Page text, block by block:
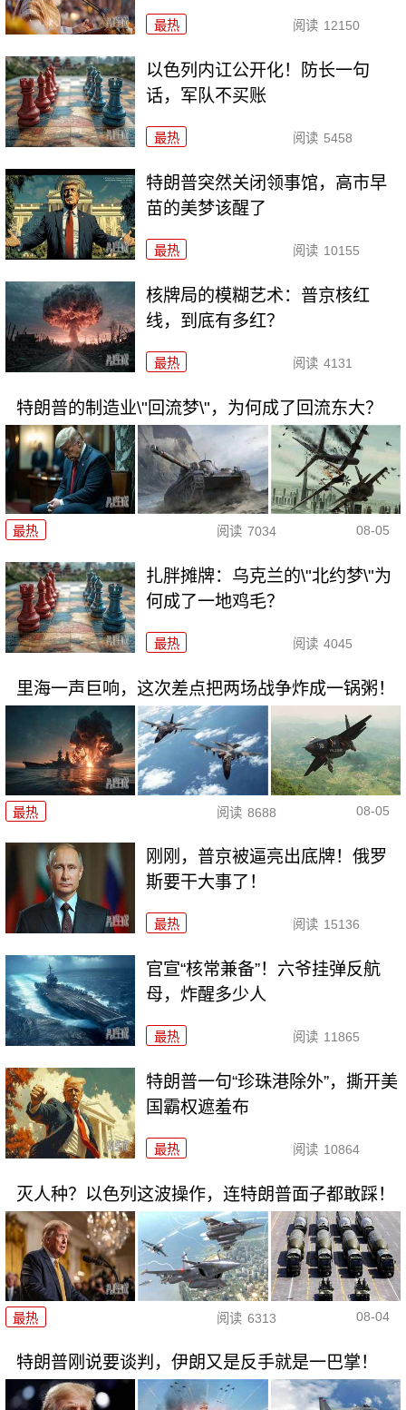
最热 阅读 12150
以色列内讧公开化！防长一句
话，军队不买账
最热 阅读 5458
特朗普突然关闭领事馆，高市早
苗的美梦该醒了
最热 阅读 10155
核牌局的模糊艺术：普京核红
线，到底有多红？
最热 阅读 4131
特朗普的制造业\"回流梦\"，为何成了回流东大？
最热 阅读 7034 08-05
扎胖摊牌：乌克兰的\"北约梦\"为
何成了一地鸡毛？
最热 阅读 4045
里海一声巨响，这次差点把两场战争炸成一锅粥！
最热 阅读 8688 08-05
刚刚，普京被逼亮出底牌！俄罗
斯要干大事了！
最热 阅读 15136
官宣“核常兼备”！六爷挂弹反航
母，炸醒多少人
最热 阅读 11865
特朗普一句“珍珠港除外”，撕开美
国霸权遮羞布
最热 阅读 10864
灭人种？以色列这波操作，连特朗普面子都敢踩！
最热 阅读 6313 08-04
特朗普刚说要谈判，伊朗又是反手就是一巴掌！